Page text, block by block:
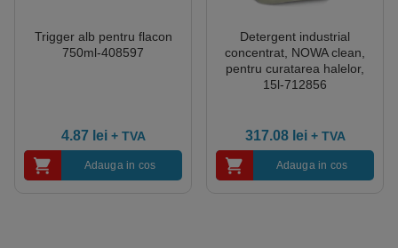
Trigger alb pentru flacon
750ml-408597
4.87 lei + TVA
Adauga in cos
Detergent industrial
concentrat, NOWA clean,
pentru curatarea halelor,
15l-712856
317.08 lei + TVA
Adauga in cos